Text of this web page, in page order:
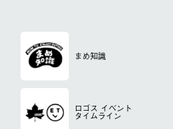
まめ知識
ロゴス イベント
タイムライン